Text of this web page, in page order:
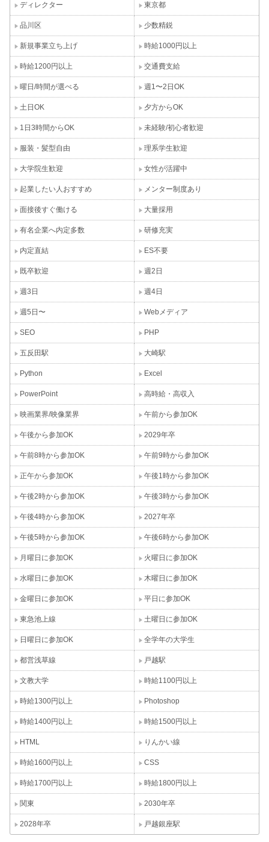
ディレクター 東京都
品川区 少数精鋭
新規事業立ち上げ 時給1000円以上
時給1200円以上 交通費支給
曜日/時間が選べる 週1〜2日OK
土日OK 夕方からOK
1日3時間からOK 未経験/初心者歓迎
服装・髪型自由 理系学生歓迎
大学院生歓迎 女性が活躍中
起業したい人おすすめ メンター制度あり
面接後すぐ働ける 大量採用
有名企業へ内定多数 研修充実
内定直結 ES不要
既卒歓迎 週2日
週3日 週4日
週5日〜 Webメディア
SEO PHP
五反田駅 大崎駅
Python Excel
PowerPoint 高時給・高収入
映画業界/映像業界 午前から参加OK
午後から参加OK 2029年卒
午前8時から参加OK 午前9時から参加OK
正午から参加OK 午後1時から参加OK
午後2時から参加OK 午後3時から参加OK
午後4時から参加OK 2027年卒
午後5時から参加OK 午後6時から参加OK
月曜日に参加OK 火曜日に参加OK
水曜日に参加OK 木曜日に参加OK
金曜日に参加OK 平日に参加OK
東急池上線 土曜日に参加OK
日曜日に参加OK 全学年の大学生
都営浅草線 戸越駅
文教大学 時給1100円以上
時給1300円以上 Photoshop
時給1400円以上 時給1500円以上
HTML りんかい線
時給1600円以上 CSS
時給1700円以上 時給1800円以上
関東 2030年卒
2028年卒 戸越銀座駅